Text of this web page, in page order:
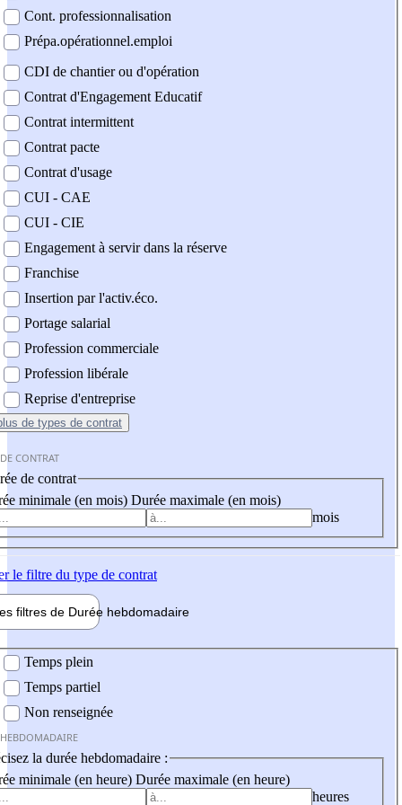
Cont. professionnalisation
Prépa.opérationnel.emploi
CDI de chantier ou d'opération
Contrat d'Engagement Educatif
Contrat intermittent
Contrat pacte
Contrat d'usage
CUI - CAE
CUI - CIE
Engagement à servir dans la réserve
Franchise
Insertion par l'activ.éco.
Portage salarial
Profession commerciale
Profession libérale
Reprise d'entreprise
de types de contrat
CONTRAT
de contrat
minimale (en mois) Durée maximale (en mois)
mois
le filtre du type de contrat
filtres de Durée hebdomadaire
Temps plein
Temps partiel
Non renseignée
la durée hebdomadaire :
minimale (en heure) Durée maximale (en heure)
heures